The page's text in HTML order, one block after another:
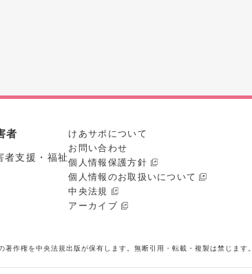
者
者支援・福祉
けあサポについて
お問い合わせ
個人情報保護方針
個人情報のお取扱いについて
中央法規
アーカイブ
作権を中央法規出版が保有します。無断引用・転載・複製は禁じます。